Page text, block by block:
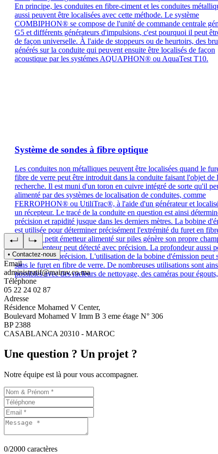
En principe, les conduites en fibre-ciment et les conduites
aussi peuvent être localisées avec cette méthode. Le système
COMBIPHON® se compose de l'unité de commande centrale
G5 et différents générateurs d'impulsions, c'est pourquoi il peut
de façon universelle. À l'aide de stoppeurs ou de heurtoirs, des
générés sur la conduite qui peuvent ensuite être localisés de façon
acoustique par les systémes AQUAPHON® ou AquaTest T10.
Système de sondes à fibre optique
Les conduites non métalliques peuvent être localisées quand le
fibre de verre peut être introduit dans la conduite faisant l'objet de
recherche. Il est muni d'un toron en cuivre intégré de sorte qu'il
alimenté par des systèmes de localisation de conduites, comme
FERROPHON® ou UtiliTrac®, à l'aide d'un générateur et
un récepteur. Le tracé de la conduite en question est ainsi
précision et rapidité jusque dans les derniers mètres. La bobine
est utilisée pour déterminer précisément l'extrémité du furet en
verre. Ce petit émetteur alimenté sur piles génère son propre
qu'un récepteur peut détecté avec précision. La profondeur aussi
mesurée avec précision. L'utilisation de la bobine d'émission peut
sans le furet en fibre de verre. De nombreuses utilisations sont
possibles avec des racleurs de nettoyage, des caméras pour
• Contactez-nous
Email
administratif@mairav.co.ma
Téléphone
05 22 24 02 87
Adresse
Résidence Mohamed V Center,
Boulevard Mohamed V Imm B 3 eme étage N° 306
BP 2388
CASABLANCA 20310 - MAROC
Une question ? Un projet ?
Notre équipe est là pour vous accompagner.
0/2000 caractères